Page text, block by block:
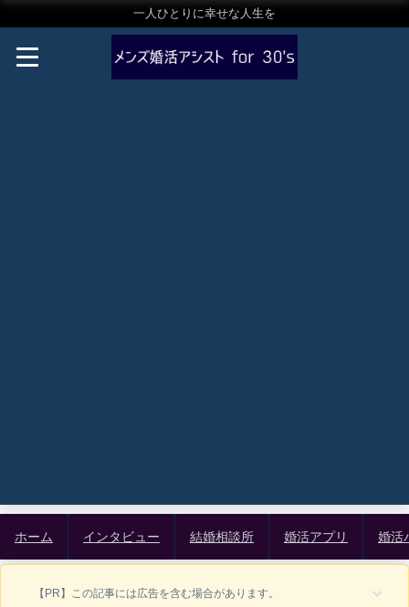
一人ひとりに幸せな人生を
ホーム インタビュー 結婚相談所 婚活アプリ 婚活
【PR】この記事には広告を含む場合があります。